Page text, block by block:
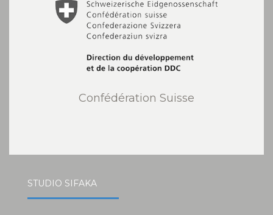
Confédération Suisse
STUDIO SIFAKA